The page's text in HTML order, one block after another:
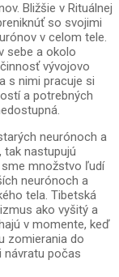
Bližšie v Rituálnej
so svojimi
v celom tele.
sebe a okolo
vývojovo
s nimi pracuje si
a potrebných
neurónoch a
nastupujú
množstvo ľudí
neurónoch a
tela. Tibetská
ako vyšitý a
v momente, keď
zomierania do
návratu počas